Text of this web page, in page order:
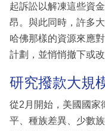
起訴訟以解凍這些資
昂。與此同時，許多
哈佛那樣的資源來應
計劃，並悄悄撤下或
研究撥款大規
從2月開始，美國國家
平、種族差異、少數